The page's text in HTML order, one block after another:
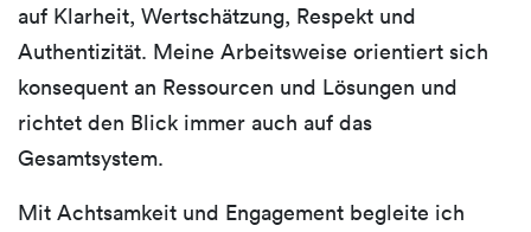
auf Klarheit, Wertschätzung, Respekt und
Authentizität. Meine Arbeitsweise orientiert sich
konsequent an Ressourcen und Lösungen und
richtet den Blick immer auch auf das
Gesamtsystem.
Mit Achtsamkeit und Engagement begleite ich